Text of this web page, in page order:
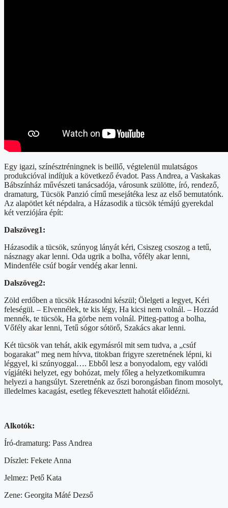
Egy igazi, színésztréningnek is beillő, végtelenül mulatságos
produkcióval indítjuk a következő évadot. Pass Andrea, a Vaskakas
Bábszínház művészeti tanácsadója, városunk szülötte, író, rendező,
dramaturg, Tücsök Panzió című mesejátéka lesz az első bemutatónk.
Az alapötlet két népdalra, a Házasodik a tücsök témájú gyerekdal
két verziójára épít:
Dalszöveg1:
Házasodik a tücsök, szúnyog lányát kéri, Csiszeg csoszog a tetű,
násznagy akar lenni. Oda ugrik a bolha, vőfély akar lenni,
Mindenféle csúf bogár vendég akar lenni.
Dalszöveg2:
Zöld erdőben a tücsök Házasodni készül; Ölelgeti a legyet, Kéri
feleségül. – Elvennélek, te kis légy, Ha kicsi nem volnál. – Hozzád
mennék, te tücsök, Ha görbe nem volnál. Pitteg-pattog a bolha,
Vőfély akar lenni, Tetű sógor sótörő, Szakács akar lenni.
Két tücsök van tehát, akik egymásról mit sem tudva, a „csúf
bogarakat” meg nem hívva, titokban frigyre szeretnének lépni, ki
léggyel, ki szúnyoggal…. Ebből lesz a bonyodalom, egy valódi
vígjátéki helyzet, egy bohózat, mely főleg a helyzetkomikumra
helyezi a hangsúlyt. Szeretnénk az őszi borongásban finom mosolyt,
illedelmes kacagást, esetleg fékevesztett hahotát előidézni.
Alkotók:
Író-dramaturg: Pass Andrea
Díszlet: Fekete Anna
Jelmez: Pető Kata
Zene: Georgita Máté Dezső